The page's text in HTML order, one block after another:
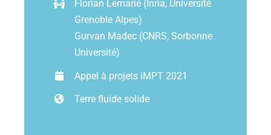
Ressources
Les news
Florian Lemarié (Inria, Université
Grenoble Alpes)
Gurvan Madec (CNRS, Sorbonne
Université)
Appel à projets iMPT 2021
Terre fluide solide